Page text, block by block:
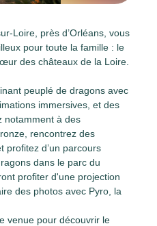
Loire, près d’Orléans, vous
pour toute la famille : le
des châteaux de la Loire.
peuplé de dragons avec
immersives, et des
notamment à des
rencontrez des
profitez d’un parcours
dans le parc du
profiter d'une projection
des photos avec Pyro, la
venue pour découvrir le